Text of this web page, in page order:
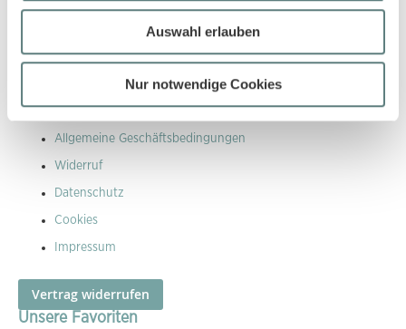
Auswahl erlauben
Nur notwendige Cookies
Größen Leitfaden
Waschen und Pflegen
Kontakt
Information
Allgemeine Geschäftsbedingungen
Widerruf
Datenschutz
Cookies
Impressum
Vertrag widerrufen
Unsere Favoriten